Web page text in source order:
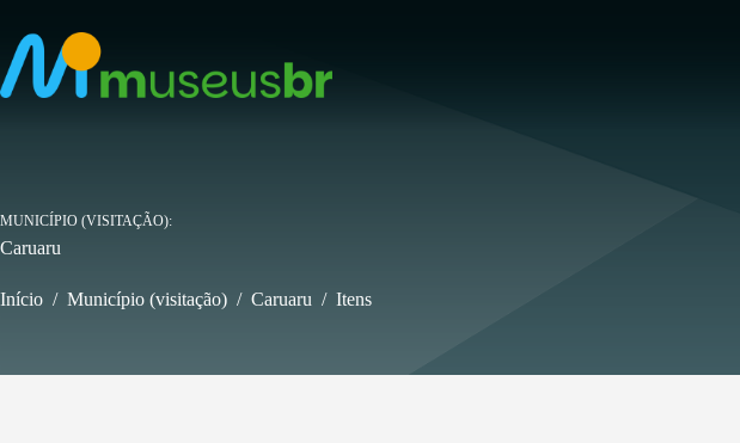
para
conteúdo
MUNICÍPIO (VISITAÇÃO)
Caruaru
Início / Município (visitação) / Caruaru / Itens